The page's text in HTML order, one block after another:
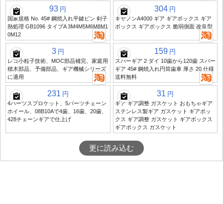
93 円
国家規格 No. 45# 鋼焼入れ平鍵ピン 剣子
熱処理 GB1096 タイプA 3M4M5M6M8M1
0M12
304 円
キヤノンA4000 ギア ギアボックス ギア
ボックス ギアボックス 脆弱側面 改良型
3 円
レゴ小粒子技術、MOC部品補完、家庭用
積木部品、予備部品、ギア機械シリーズ
に適用
159 円
スパーギア 2 ダイ 10歯から120歯 スパー
ギア 45# 鋼焼入れ円筒歯車 厚さ 20 仕様
送料無料
231 円
4パーツスプロケット、5パーツチェーン
ホイール、08B10Aで4歯、16歯、20歯、
428チェーンギアで仕上げ
31 円
ギア ギア調整 ガスケット おもちゃギア
ステンレス製ギア ガスケット ギアボッ
クス ギア調整 ガスケット ギアボックス
ギアボックス ガスケット
更に読み込む